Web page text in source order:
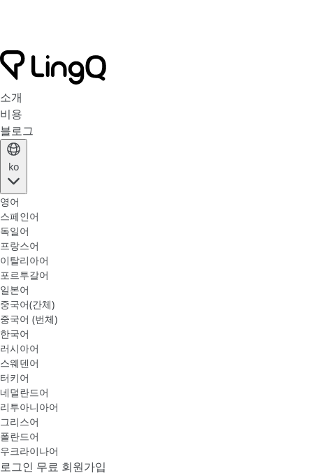
소개
비용
블로그
ko
영어
스페인어
독일어
프랑스어
이탈리아어
포르투갈어
일본어
중국어(간체)
중국어 (번체)
한국어
러시아어
스웨덴어
터키어
네덜란드어
리투아니아어
그리스어
폴란드어
우크라이나어
로그인 무료 회원가입